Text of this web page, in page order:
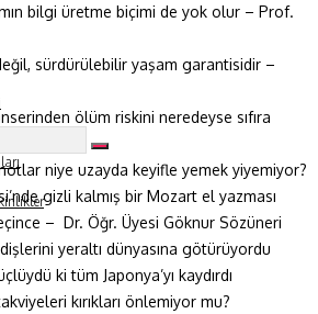
bilgi üretme biçimi de yok olur – Prof.
sürdürülebilir yaşam garantisidir –
ölüm riskini neredeyse sıfıra
niye uzayda keyifle yemek yiyemiyor?
gizli kalmış bir Mozart el yazması
– Dr. Öğr. Üyesi Göknur Sözüneri
yeraltı dünyasına götürüyordu
ki tüm Japonya’yı kaydırdı
kırıkları önlemiyor mu?